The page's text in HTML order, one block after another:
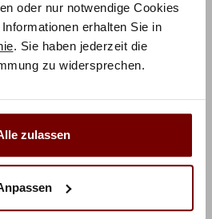
oder nur notwendige Cookies
erhalten Sie in
. Sie haben jederzeit die
zu widersprechen.
zulassen
Kiruna